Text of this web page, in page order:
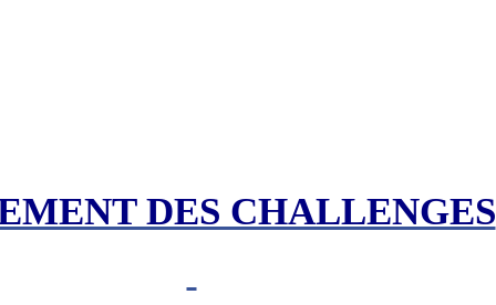
DES CHALLENGES